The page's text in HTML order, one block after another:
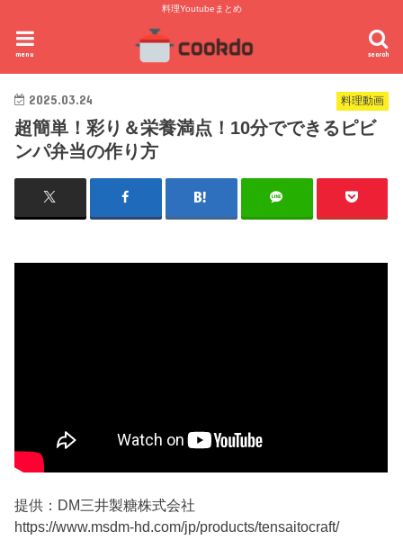
料理Youtubeまとめ
search
menu
料理動画
2025.03.24
超簡単！彩り＆栄養満点！10分でできるピビ
ンパ弁当の作り方
提供：DM三井製糖株式会社
https://www.msdm-hd.com/jp/products/tensaitocraft/